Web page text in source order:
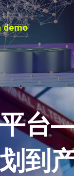
demo
平台
到